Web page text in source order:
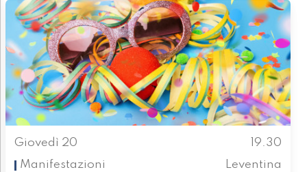
Giovedì 20
19.30
Manifestazioni
Leventina